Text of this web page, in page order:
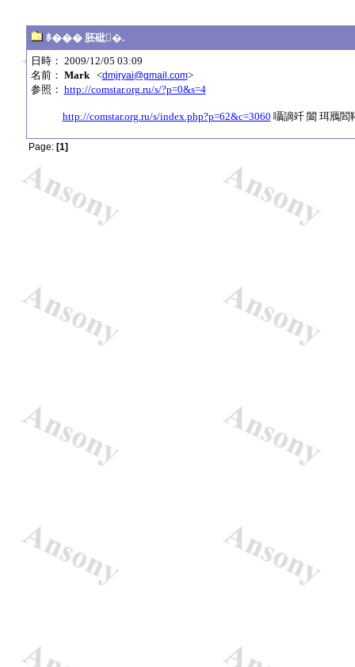
ﾎ��� 胚砒�.
日時： 2009/12/05 03:09
名前： Mark<dmjryai@gmail.com>
参照： http://comstar.org.ru/s/?p=0&s=4
http://comstar.org.ru/s/index.php?p=62&c=3060 囁謫竏 闔 珥鴈閻
Page: [1]